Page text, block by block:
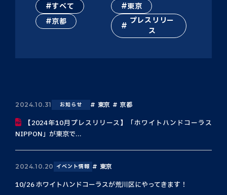
すべて
東京
京都
プレスリリー
ス
2024.10.31 お知らせ 東京 京都
【2024年10月プレスリリース】「ホワイトハンドコーラス
NIPPON」が東京で...
2024.10.20 イベント情報 東京
10/26 ホワイトハンドコーラスが荒川区にやってきます！